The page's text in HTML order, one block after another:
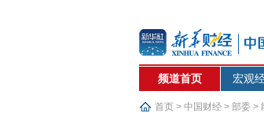
频道首页 宏观
首页 > 中国财经 > 部委 >